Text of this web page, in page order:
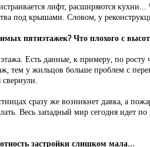
лифт, расширяются
под крышами. Словом, у
пятиэтажек? Что плохого с
Есть данные, к примеру, по росту
тем у жильцов больше проблем с
свернули.
сразу же возникнет давка, а
Весь западный мир сегодня идет по
застройки слишком мала...